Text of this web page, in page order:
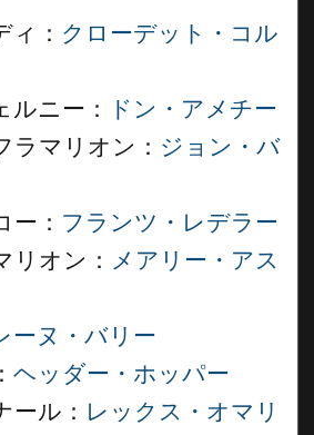
ィ： クローデット・コル
ルニー：
ドン・アメチー
ラマリオン： ジョン・バ
ー： フランツ・レデラー
リオン： メアリー・アス
ーヌ・バリー
ヘッダー・ホッパー
ール： レックス・オマリ